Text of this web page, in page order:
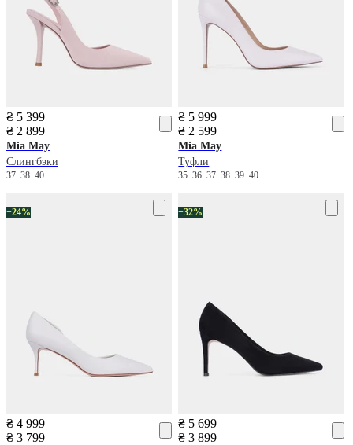
₴ 5 399
₴ 2 899
Mia May
Слингбэки
37 38 40
₴ 5 999
₴ 2 599
Mia May
Туфли
353637383940
−24%
₴ 4 999
₴ 3 799
−32%
₴ 5 699
₴ 3 899